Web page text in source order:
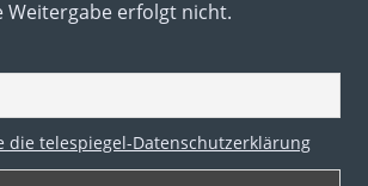
Weitergabe erfolgt nicht.
die telespiegel-Datenschutzerklärung